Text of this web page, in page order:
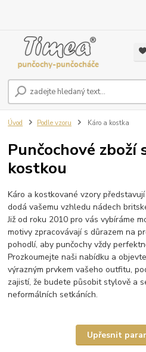
Úvod Podle vzoru Káro a kostka
Punčochové zboží
kostkou
Káro a kostkované vzory
dodá vašemu vzhledu nádech
Již od roku 2010 pro vás vybíráme
motivy zpracovávají s důrazem na
pohodlí, aby punčochy vždy
Prozkoumejte naši nabídku a
výrazným prvkem vašeho outfitu,
zajistí, že budete působit stylově a
neformálních setkáních.
Upřesnit